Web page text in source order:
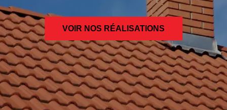
VOIR NOS RÉALISATIONS